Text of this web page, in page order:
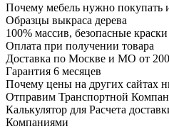
Почему мебель нужно покупать
Образцы выкраса дерева
100% массив, безопасные
Оплата при получении товара
Доставка по Москве и МО от
Гарантия 6 месяцев
Почему цены на других сайтах
Отправим Транспортной
Калькулятор для Расчета
Компаниями